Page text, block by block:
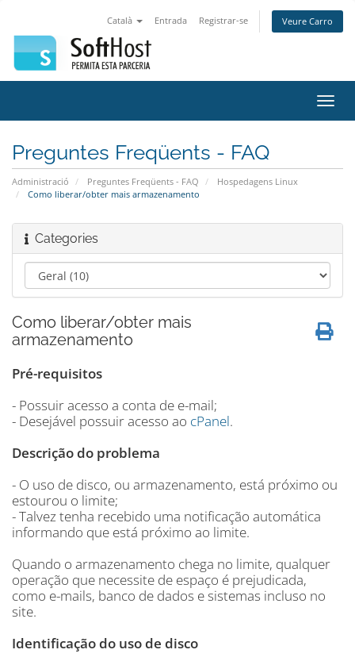
Català Entrada Registrar-se Veure Carro
la
Preguntes Freqüents - FAQ
Administració Preguntes Freqüents - FAQ
Hospedagens Linux
Como liberar/obter mais armazenamento
Categories
Como liberar/obter mais
armazenamento
Pré-requisitos
- Possuir acesso a conta de e-mail;
- Desejável possuir acesso ao cPanel.
Descrição do problema
- O uso de disco, ou armazenamento, está próximo ou
estourou o limite;
- Talvez tenha recebido uma notificação automática
informando que está próximo ao limite.
Quando o armazenamento chega no limite, qualquer
operação que necessite de espaço é prejudicada,
como e-mails, banco de dados e sistemas incluso no
site.
Identificação do uso de disco